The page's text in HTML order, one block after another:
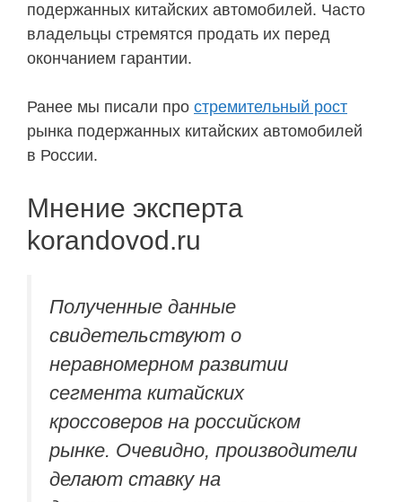
подержанных китайских автомобилей. Часто
владельцы стремятся продать их перед
окончанием гарантии.
Ранее мы писали про стремительный рост
рынка подержанных китайских автомобилей
в России.
Мнение эксперта
korandovod.ru
Полученные данные
свидетельствуют о
неравномерном развитии
сегмента китайских
кроссоверов на российском
рынке. Очевидно, производители
делают ставку на